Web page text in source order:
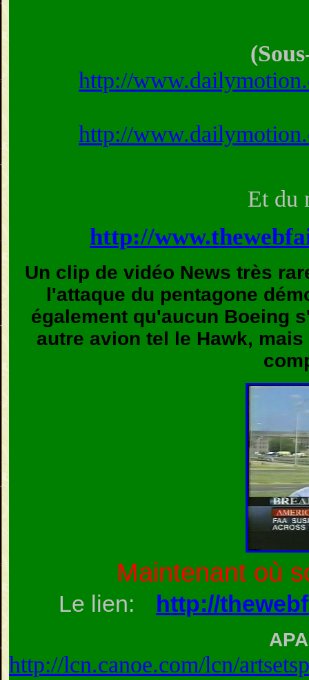
http://
http://
Et du
http://
Un clip de vidéo News très
l'attaque du pentagone
également qu'aucun Boeing
autre avion tel le Hawk,
Maintenant où
Le lien: http://
http://lcn.canoe.com/lcn/